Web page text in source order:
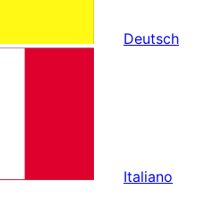
Deutsch
Italiano